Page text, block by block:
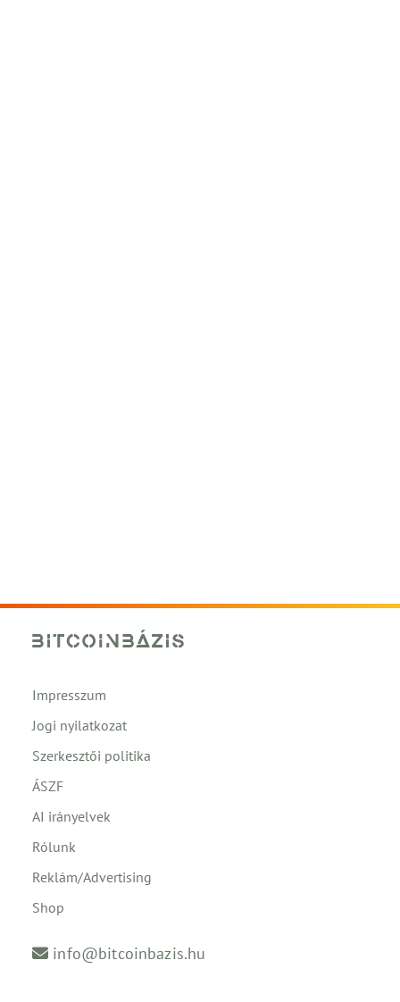
Impresszum
Jogi nyilatkozat
Szerkesztői politika
ÁSZF
AI irányelvek
Rólunk
Reklám/Advertising
Shop
info@bitcoinbazis.hu